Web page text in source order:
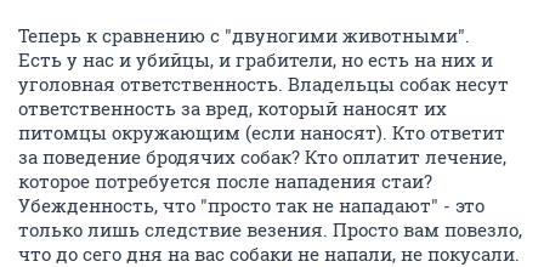
Теперь к сравнению с "двуногими животными".
Есть у нас и убийцы, и грабители, но есть на них и
уголовная ответственность. Владельцы собак несут
ответственность за вред, который наносят их
питомцы окружающим (если наносят). Кто ответит
за поведение бродячих собак? Кто оплатит лечение,
которое потребуется после нападения стаи?
Убежденность, что "просто так не нападают" - это
только лишь следствие везения. Просто вам повезло,
что до сего дня на вас собаки не напали, не покусали.